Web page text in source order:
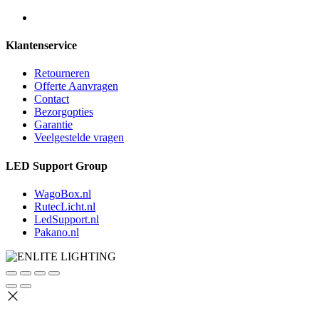
Klantenservice
Retourneren
Offerte Aanvragen
Contact
Bezorgopties
Garantie
Veelgestelde vragen
LED Support Group
WagoBox.nl
RutecLicht.nl
LedSupport.nl
Pakano.nl